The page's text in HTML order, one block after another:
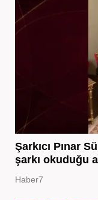
Şarkıcı Pınar
şarkı okuduğu
Haber7